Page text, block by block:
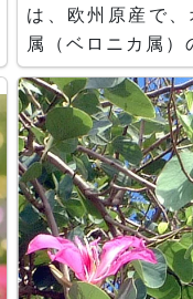
は、欧州原産で
属（ベロニカ属）
「忠実」です。
フォードブルーがありま
マリリス（
Hippeastrum
産